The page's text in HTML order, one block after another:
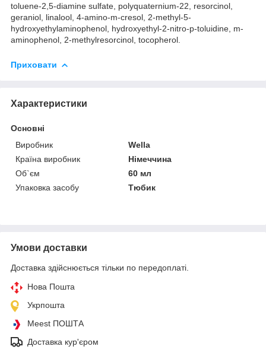
toluene-2,5-diamine sulfate, polyquaternium-22, resorcinol,
geraniol, linalool, 4-amino-m-cresol, 2-methyl-5-
hydroxyethylaminophenol, hydroxyethyl-2-nitro-p-toluidine, m-
aminophenol, 2-methylresorcinol, tocopherol.
Приховати
Характеристики
Основні
Виробник
Wella
Країна виробник
Німеччина
Об`єм
60 мл
Упаковка засобу
Тюбик
Умови доставки
Доставка здійснюється тільки по передоплаті.
Нова Пошта
Укрпошта
Meest ПОШТА
Доставка кур'єром